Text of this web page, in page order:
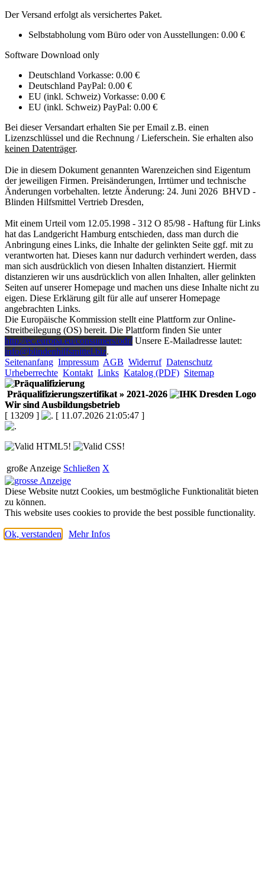
Der Versand erfolgt als versichertes Paket.
Selbstabholung vom Büro oder von Ausstellungen: 0.00 €
Software Download only
Deutschland Vorkasse: 0.00 €
Deutschland PayPal: 0.00 €
EU (inkl. Schweiz) Vorkasse: 0.00 €
EU (inkl. Schweiz) PayPal: 0.00 €
Bei dieser Versandart erhalten Sie per Email z.B. einen
Lizenzschlüssel und die Rechnung / Lieferschein. Sie erhalten also
keinen Datenträger.
Die in diesem Dokument genannten Warenzeichen sind Eigentum
der jeweiligen Firmen. Preisänderungen, Irrtümer und technische
Änderungen vorbehalten. letzte Änderung: 24. Juni 2026 BHVD -
Blinden Hilfsmittel Vertrieb Dresden,
Mit einem Urteil vom 12.05.1998 - 312 O 85/98 - Haftung für Links
hat das Landgericht Hamburg entschieden, dass man durch die
Anbringung eines Links, die Inhalte der gelinkten Seite ggf. mit zu
verantworten hat. Dieses kann nur dadurch verhindert werden, dass
man sich ausdrücklich von diesen Inhalten distanziert. Hiermit
distanzieren wir uns ausdrücklich von allen Inhalten, aller gelinkten
Seiten auf unserer Homepage und machen uns diese Inhalte nicht zu
eigen. Diese Erklärung gilt für alle auf unserer Homepage
angebrachten Links.
Die Europäische Kommission stellt eine Plattform zur Online-
Streitbeilegung (OS) bereit. Die Plattform finden Sie unter
http://ec.europa.eu/consumers/odr/Unsere E-Mailadresse lautet:
info@blindenhilfsmittel.biz.
Seitenanfang Impressum AGB Widerruf Datenschutz
Urheberrechte Kontakt Links Katalog (PDF) Sitemap
Präqualifizierungszertifikat » 2021-2026
Wir sind Ausbildungsbetrieb
[ 13209 ]
[ 11.07.2026 21:05:47 ]
große Anzeige Schließen X
Diese Website nutzt Cookies, um bestmögliche Funktionalität bieten
zu können.
This website uses cookies to provide the best possible functionality.
Ok, verstanden Mehr Infos